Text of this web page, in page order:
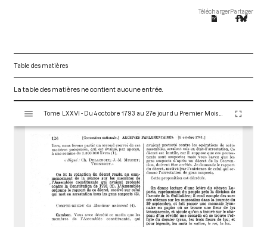
TéléchargerPartager
Table des matières
La table des matières ne contient aucune entrée.
s